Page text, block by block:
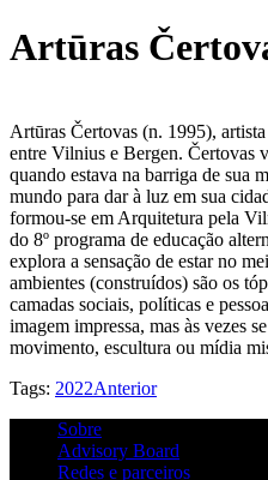
Artūras
Artūras Čertovas (n. 1995),
entre Vilnius e Bergen. Čertovas
quando estava na barriga de sua
mundo para dar à luz em sua
formou-se em Arquitetura pela
do 8º programa de educação
explora a sensação de estar no
ambientes (construídos) são os
camadas sociais, políticas e
imagem impressa, mas às vezes
movimento, escultura ou mídia
Tags: 2022Anterior
Sobre
Advisory Board
Redes e parceiros